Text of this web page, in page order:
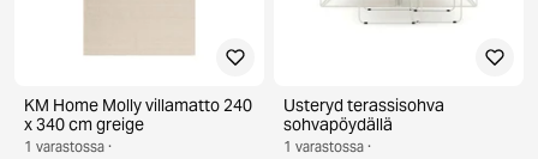
KM Home Molly villamatto 240
x 340 cm greige
1 varastossa ·
Usteryd terassisohva
sohvapöydällä
1 varastossa ·